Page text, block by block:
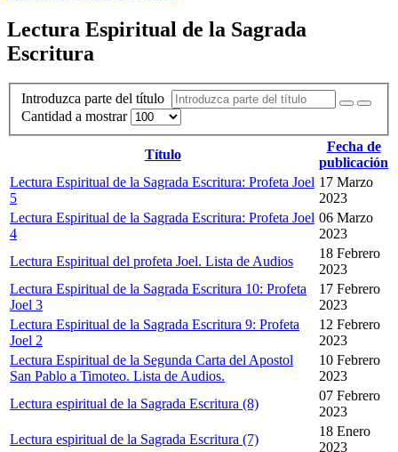
Lectura Espiritual de la Sagrada
Escritura
Introduzca parte del título
Cantidad a mostrar
Título
Fecha de
publicación
Lectura Espiritual de la Sagrada Escritura: Profeta Joel
5
17 Marzo
2023
Lectura Espiritual de la Sagrada Escritura: Profeta Joel
4
06 Marzo
2023
Lectura Espiritual del profeta Joel. Lista de Audios
18 Febrero
2023
Lectura Espiritual de la Sagrada Escritura 10: Profeta
Joel 3
17 Febrero
2023
Lectura Espiritual de la Sagrada Escritura 9: Profeta
Joel 2
12 Febrero
2023
Lectura Espiritual de la Segunda Carta del Apostol
San Pablo a Timoteo. Lista de Audios.
10 Febrero
2023
Lectura espiritual de la Sagrada Escritura (8)
07 Febrero
2023
Lectura espiritual de la Sagrada Escritura (7)
18 Enero
2023